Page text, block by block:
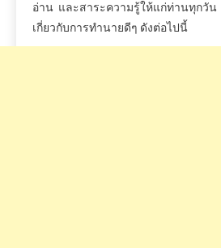
อ่าน และสาระความรู้ให้แก่ท่านทุกวัน
เกี่ยวกับการทำนายดีๆ ดังต่อไปนี้